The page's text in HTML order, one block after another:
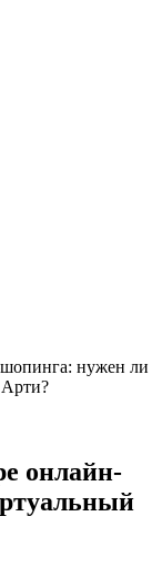
нужен ли
онлайн-